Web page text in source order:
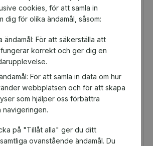
cookies, för att samla in
dig för olika ändamål, såsom:
ändamål: För att säkerställa att
korrekt och ger dig en
För att samla in data om hur
webbplatsen och för att skapa
som hjälper oss förbättra
navigeringen.
på "Tillåt alla" ger du ditt
ovanstående ändamål. Du
Golfamore
Presentkort
Du och Hallsbergs
Ridklubb får 29,75 kr
tillbaka